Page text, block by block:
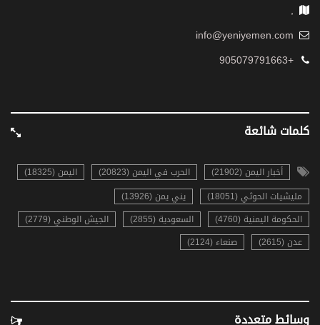
,
info@yeniyemen.com
+905079791663
كلمات شائعة
أخبار اليمن (21902) الحرب في اليمن (20823)
اليمن (18325)
مليشيات الحوثي (18051)
يني يمن (13926)
الحكومة اليمنية (4760)
السعودية (2855)
الجيش الوطني (2779)
عدن (2615)
صنعاء (2124)
وسائط متعددة